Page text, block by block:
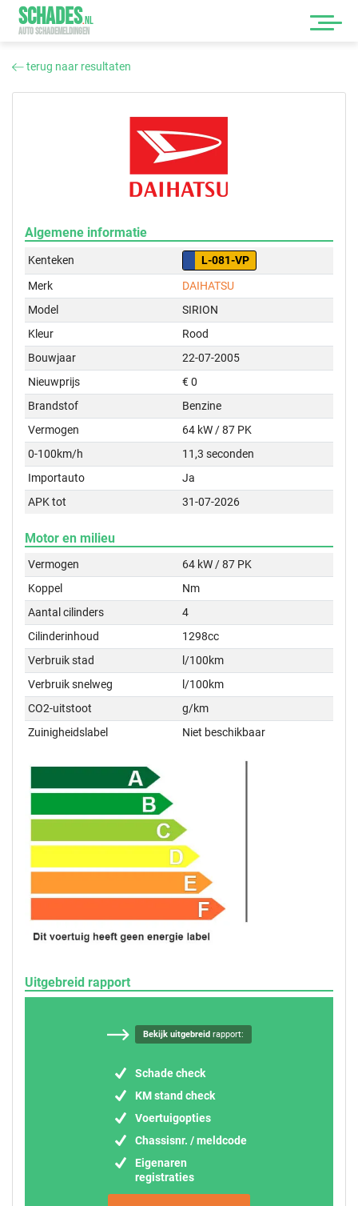
SCHADES.NL
AUTO SCHADEMELDINGEN
terug naar resultaten
Algemene informatie
Kenteken
L-081-VP
Merk
DAIHATSU
Model
SIRION
Kleur
Rood
Bouwjaar
22-07-2005
Nieuwprijs
€ 0
Brandstof
Benzine
Vermogen
64 kW / 87 PK
0-100km/h
11,3 seconden
Importauto
Ja
APK tot
31-07-2026
Motor en milieu
Vermogen
64 kW / 87 PK
Koppel
Nm
Aantal cilinders
4
Cilinderinhoud
1298cc
Verbruik stad
l/100km
Verbruik snelweg
l/100km
CO2-uitstoot
g/km
Zuinigheidslabel
Niet beschikbaar
Uitgebreid rapport
Bekijk uitgebreidrapport:
Schade check
KM stand check
Voertuigopties
Chassisnr. / meldcode
Eigenaren
registraties